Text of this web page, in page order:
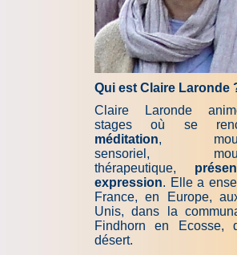
Qui est Claire Laronde
Claire Laronde
stages où se
méditation,
sensoriel,
thérapeutique,
expression. Elle a
France, en Europe,
Unis, dans la
Findhorn en Ecosse,
désert.